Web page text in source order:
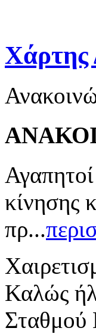
Χάρτης
κίνησης
πρ...
Καλώς